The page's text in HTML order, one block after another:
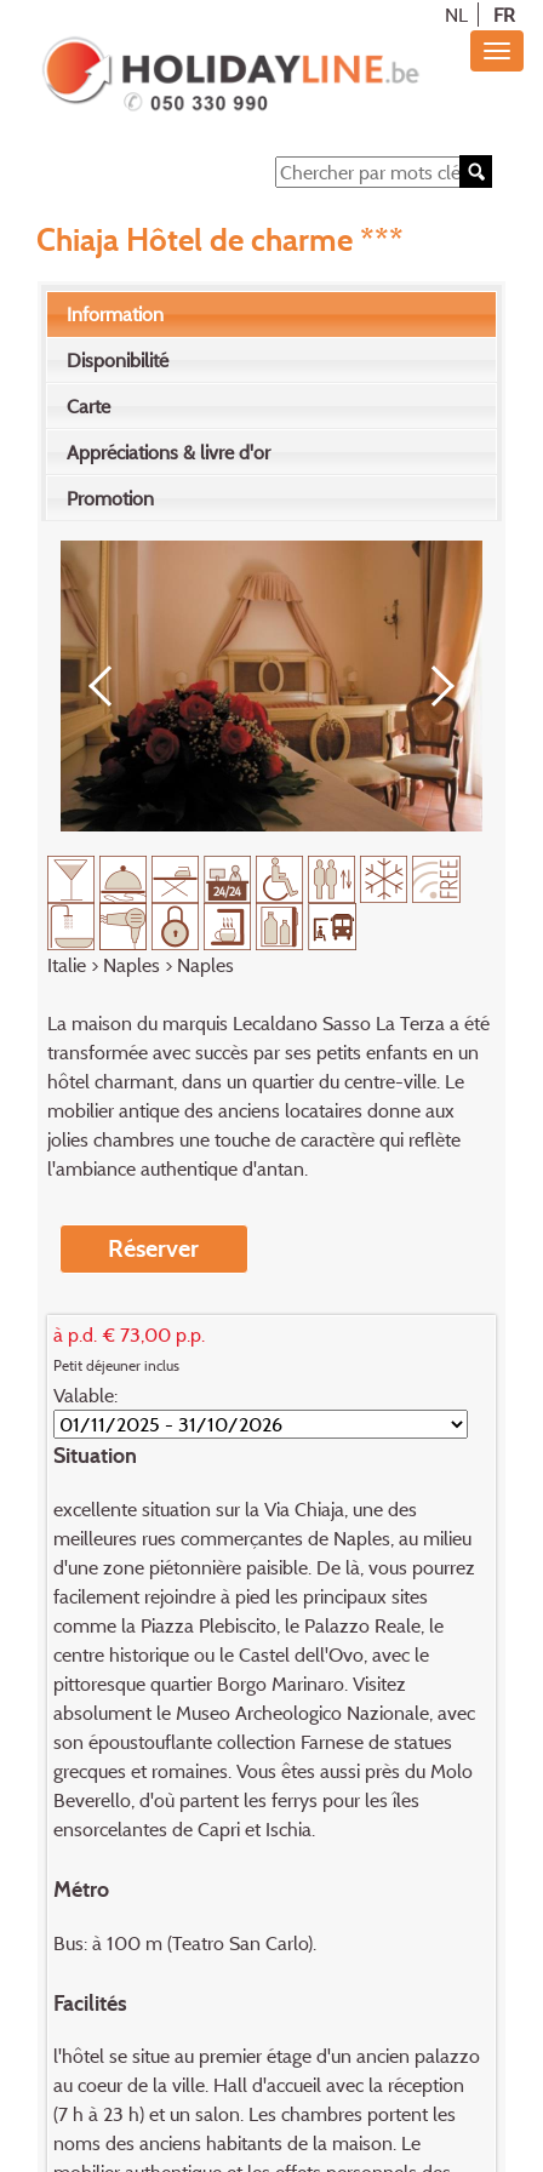
NL FR
Chiaja Hôtel de charme ***
Information
Disponibilité
Carte
Appréciations & livre d'or
Promotion
Italie> Naples > Naples
La maison du marquis Lecaldano Sasso La Terza a été
transformée avec succès par ses petits enfants en un
hôtel charmant, dans un quartier du centre-ville. Le
mobilier antique des anciens locataires donne aux
jolies chambres une touche de caractère qui reflète
l'ambiance authentique d'antan.
Réserver
à p.d. € 73,00 p.p.
Petit déjeuner inclus
Valable:
Situation
excellente situation sur la Via Chiaja, une des
meilleures rues commerçantes de Naples, au milieu
d'une zone piétonnière paisible. De là, vous pourrez
facilement rejoindre à pied les principaux sites
comme la Piazza Plebiscito, le Palazzo Reale, le
centre historique ou le Castel dell'Ovo, avec le
pittoresque quartier Borgo Marinaro. Visitez
absolument le Museo Archeologico Nazionale, avec
son époustouflante collection Farnese de statues
grecques et romaines. Vous êtes aussi près du Molo
Beverello, d'où partent les ferrys pour les îles
ensorcelantes de Capri et Ischia.
Métro
Bus: à 100 m (Teatro San Carlo).
Facilités
l'hôtel se situe au premier étage d'un ancien palazzo
au coeur de la ville. Hall d'accueil avec la réception
(7 h à 23 h) et un salon. Les chambres portent les
noms des anciens habitants de la maison. Le